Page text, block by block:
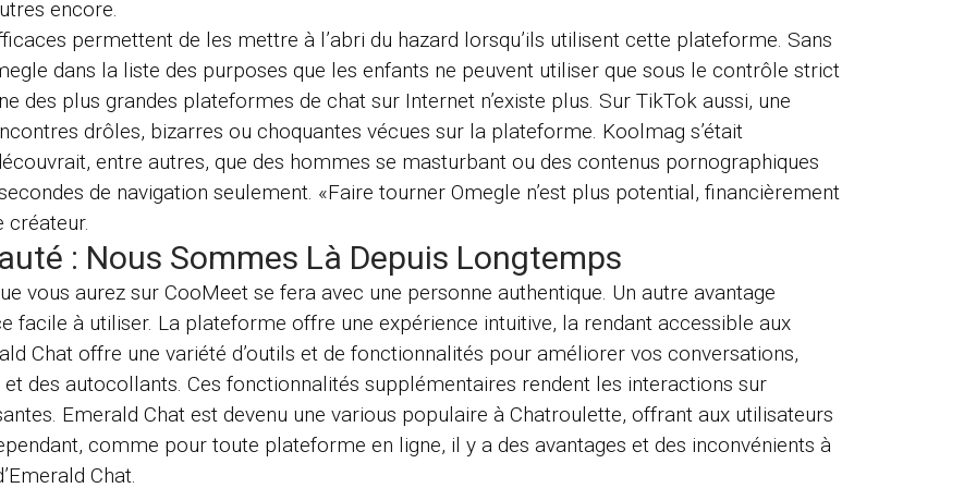
encore.
permettent de les mettre à l’abri du hazard lorsqu’ils utilisent cette plateforme. Sans
dans la liste des purposes que les enfants ne peuvent utiliser que sous le contrôle strict
des plus grandes plateformes de chat sur Internet n’existe plus. Sur TikTok aussi, une
drôles, bizarres ou choquantes vécues sur la plateforme. Koolmag s’était
entre autres, que des hommes se masturbant ou des contenus pornographiques
de navigation seulement. «Faire tourner Omegle n’est plus potential, financièrement
créateur.
: Nous Sommes Là Depuis Longtemps
vous aurez sur CooMeet se fera avec une personne authentique. Un autre avantage
facile à utiliser. La plateforme offre une expérience intuitive, la rendant accessible aux
Chat offre une variété d’outils et de fonctionnalités pour améliorer vos conversations,
des autocollants. Ces fonctionnalités supplémentaires rendent les interactions sur
Emerald Chat est devenu une various populaire à Chatroulette, offrant aux utilisateurs
comme pour toute plateforme en ligne, il y a des avantages et des inconvénients à
Chat.